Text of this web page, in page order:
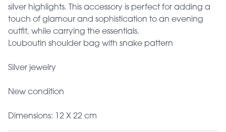
silver highlights. This accessory is perfect for adding a
touch of glamour and sophistication to an evening
outfit, while carrying the essentials.
Louboutin shoulder bag with snake pattern
Silver jewelry
New condition
Dimensions: 12 X 22 cm